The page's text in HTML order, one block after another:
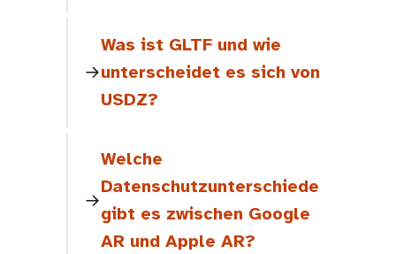
Was ist GLTF und wie
unterscheidet es sich von
USDZ?
Welche
Datenschutzunterschiede
gibt es zwischen Google
AR und Apple AR?